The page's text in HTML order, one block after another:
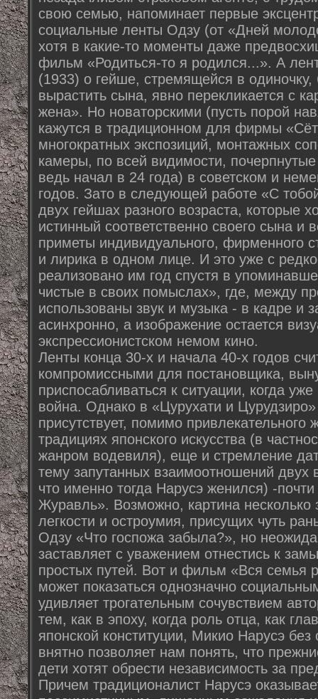
свою семью, напоминает первые
социальные ленты Одзу (от «Дней
хотя в какие-то моменты даже
фильм «Родиться-то я родился...». А
(1933) о гейше, стремящейся в
вырастить сына, явно перекликается с
жена». Но новаторскими (пусть порой
кажутся в традиционном для фирмы
многократных экспозиций, монтажных
камеры, по всей видимости,
ведь начал в 24 года) в советском и
годов. Зато в следующей работе «С
двух гейшах разного возраста, которые
истинный соответственно своего сына и
приметы индивидуального, фирменного
и лирика в одном лице. И это уже с
реализовано им год спустя в
чистые в своих помыслах», где, между
использованы звук и музыка - в кадре и
асинхронно, а изображение остается
экспрессионистском немом кино.
Ленты конца 30-х и начала 40-х годов
компромиссными для постановщика,
приспосабливаться к ситуации, когда
война. Однако в «Цурухати и
присутствует, помимо
традициях японского искусства (в
жанром водевиля), еще и стремление
тему запутанных взаимоотношений
что именно тогда Нарусэ женился) -
Журавль». Возможно, картина несколько
легкости и остроумия, присущих чуть
Одзу «Что госпожа забыла?», но
заставляет с уважением отнестись к
простых путей. Вот и фильм «Вся семья
может показаться однозначно
удивляет трогательным сочувствием
тем, как в эпоху, когда роль отца, как
японской конституции, Микио Нарусэ
внятно позволяет нам понять, что
дети хотят обрести независимость за
Причем традиционалист Нарусэ